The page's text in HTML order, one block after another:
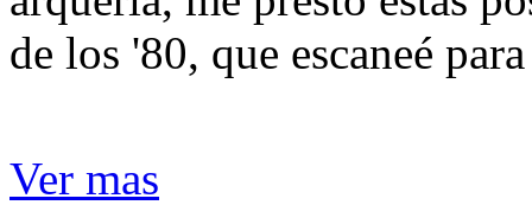
de los '80, que escaneé
Ver mas